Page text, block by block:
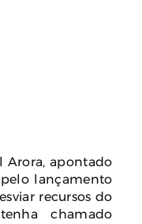
Arora, apontado
lançamento
recursos do
chamado